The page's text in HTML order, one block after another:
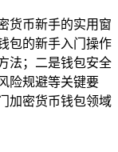
货币新手的实用窗
包的新手入门操作
法；二是钱包安全
险规避等关键要
加密货币钱包领域